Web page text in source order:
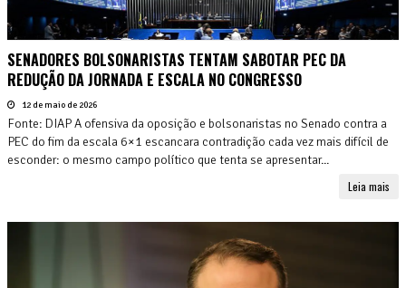
SENADORES BOLSONARISTAS TENTAM SABOTAR PEC DA
REDUÇÃO DA JORNADA E ESCALA NO CONGRESSO
12 de maio de 2026
Fonte: DIAP A ofensiva da oposição e bolsonaristas no Senado contra a
PEC do fim da escala 6×1 escancara contradição cada vez mais difícil de
esconder: o mesmo campo político que tenta se apresentar...
Leia mais